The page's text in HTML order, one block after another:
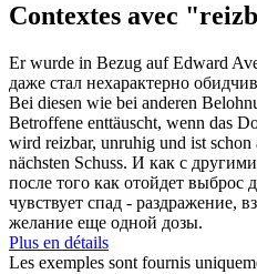
Contextes avec
Er wurde in Bezug auf Edward
даже стал нехарактерно
Bei diesen wie bei anderen
Betroffene enttäuscht, wenn das
wird reizbar, unruhig und ist schon
nächsten Schuss. И как с
после того как отойдет выброс
чувствует спад - раздражение,
желание еще одной дозы.
Plus en détails
Les exemples sont fournis